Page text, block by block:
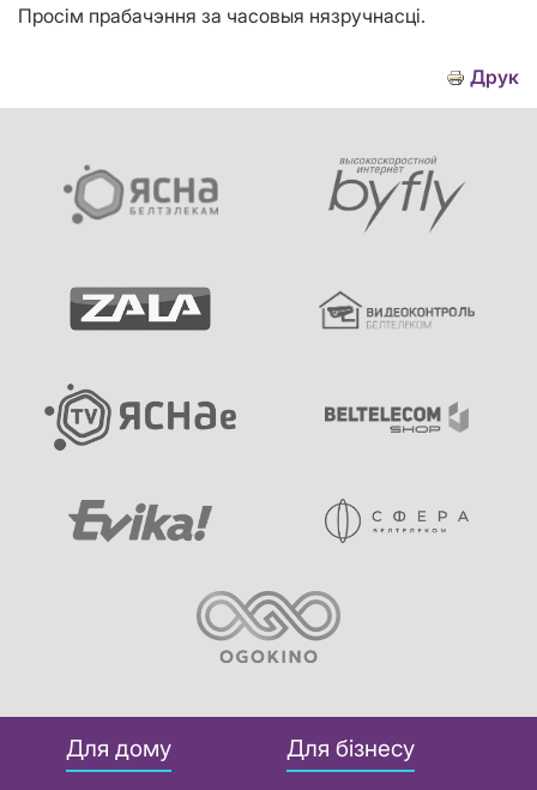
Просім прабачэння за часовыя нязручнасці.
Друк
Для дому Для бізнесу